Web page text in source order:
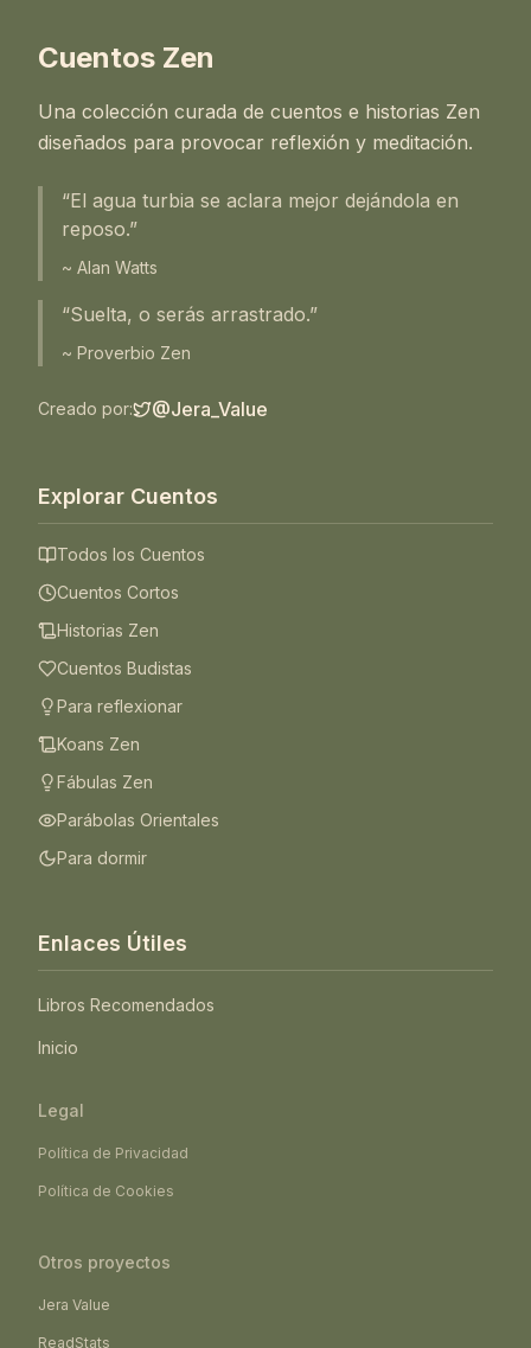
Cuentos Zen
Una colección curada de cuentos e historias Zen
diseñados para provocar reflexión y meditación.
“El agua turbia se aclara mejor dejándola en
reposo.”
~ Alan Watts
“Suelta, o serás arrastrado.”
~ Proverbio Zen
Creado por: @Jera_Value
Explorar Cuentos
Todos los Cuentos
Cuentos Cortos
Historias Zen
Cuentos Budistas
Para reflexionar
Koans Zen
Fábulas Zen
Parábolas Orientales
Para dormir
Enlaces Útiles
Libros Recomendados
Inicio
Legal
Política de Privacidad
Política de Cookies
Otros proyectos
Jera Value
ReadStats